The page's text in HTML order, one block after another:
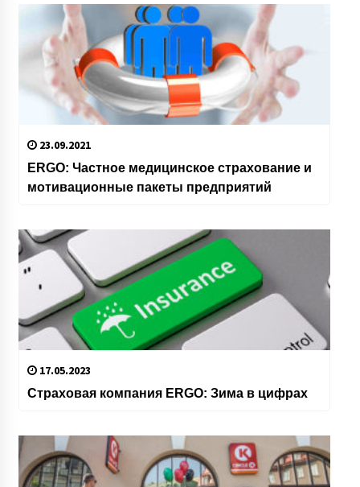
23.09.2021
ERGO: Частное медицинское страхование и
мотивационные пакеты предприятий
17.05.2023
Страховая компания ERGO: Зима в цифрах